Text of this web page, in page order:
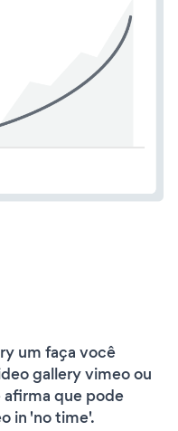
um faça você
gallery vimeo ou
que pode
in 'no time'.